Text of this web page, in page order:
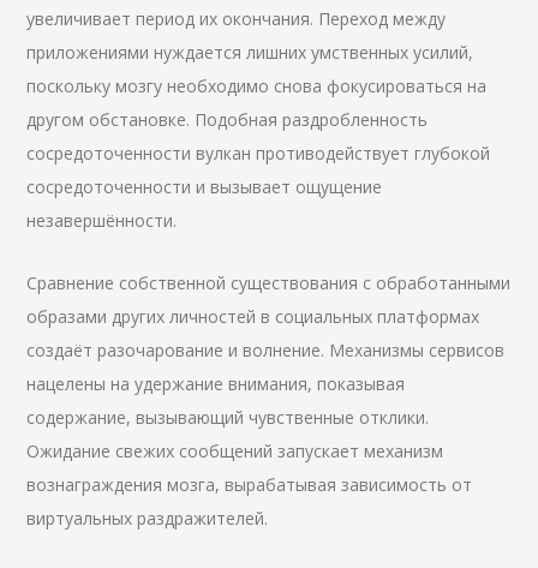
увеличивает период их окончания. Переход между
приложениями нуждается лишних умственных усилий,
поскольку мозгу необходимо снова фокусироваться на
другом обстановке. Подобная раздробленность
сосредоточенности вулкан противодействует глубокой
сосредоточенности и вызывает ощущение
незавершённости.
Сравнение собственной существования с обработанными
образами других личностей в социальных платформах
создаёт разочарование и волнение. Механизмы сервисов
нацелены на удержание внимания, показывая
содержание, вызывающий чувственные отклики.
Ожидание свежих сообщений запускает механизм
вознаграждения мозга, вырабатывая зависимость от
виртуальных раздражителей.